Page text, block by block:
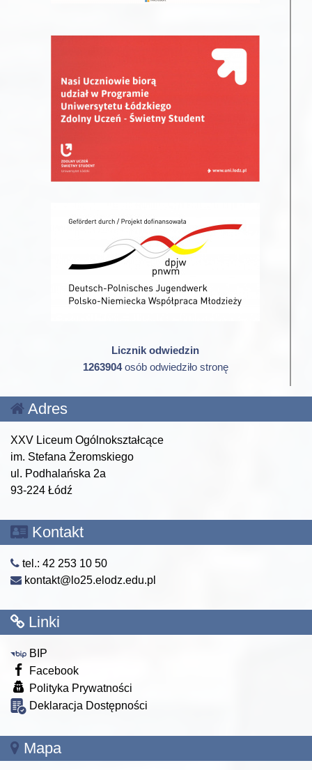
Licznik odwiedzin
1263904osób odwiedziło stronę
Adres
XXV Liceum Ogólnokształcące
im. Stefana Żeromskiego
ul. Podhalańska 2a
93-224 Łódź
Kontakt
tel.: 42 253 10 50
kontakt@lo25.elodz.edu.pl
Linki
BIP
Facebook
Polityka Prywatności
Deklaracja Dostępności
Mapa